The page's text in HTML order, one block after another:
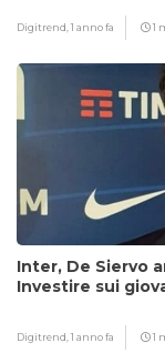
Digitrend,1 anno fa 1
Inter, De Siervo
Investire sui
Digitrend,1 anno fa 1